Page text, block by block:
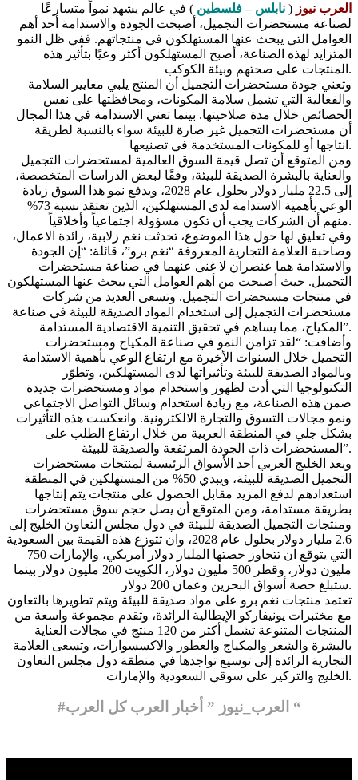
العرب نيوز ( نابلس – فلسطين ) في عالم يشهد نمواً متسارعًا
لصناعة مستحضرات التجميل، أصبحت الجودة والاستدامة أحد أهم
العوامل التي يبحث عنها المستهلكون في منتجاتهم. ففي ظل النمو
المتزايد لهذه الصناعة، أصبح المستهلكون أكثر وعيًا بتأثير هذه
المنتجات على صحتهم وبيئة الكوكب.
وتعني جودة مستحضرات التجميل أن المنتج يلبي معايير السلامة
والفعالية التي تشمل سلامة المكونات، ومحافظتها على نفس
الخصائص خلال مدة صلاحيتها. بينما تعني الاستدامة في هذا المجال
أن مستحضرات التجميل غير ضارة للبيئة سواء بالنسبة لطريقة
انتاجها أو للمكونات المستخدمة في تصنيعها.
ومن المتوقع أن تصل قيمة السوق العالمية لمستحضرات التجميل
والعناية بالبشرة الصديقة للبيئة، وفقًا لبعض الدراسات المتخصصة،
إلى 22.5 مليار دولار بحلول عام 2028، ويدفع نمو هذا السوق زيادة
الوعي بأهمية الاستدامة لدى المستهلكين، الذين تعتقد نسبة 73%
منهم أن الشركات يجب أن تكون مسؤولة اجتماعياً وأخلاقياً.
وفي تعليق لها حول هذا الموضوع، تحدثت نغم زلابية، رائدة الاعمال،
وصاحبة العلامة التجارية المعروفة “نغم برو”، قائلة: “إن الجودة
والاستدامة هما عنصران لا غنى عنهما في صناعة مستحضرات
التجميل. حيث أصبحت من أهم العوامل التي يبحث عنها المستهلكون
في منتجات مستحضرات التجميل. وتسعى العديد من شركات
مستحضرات التجميل إلى استخدام المواد الصديقة للبيئة في صناعة
المكياج، مما يساهم في تحقيق التنمية الاقتصادية المستدامة”.
وأضافت: “لقد تزامن النمو في صناعة المكياج ومستحضرات
التجميل خلال السنوات الأخيرة مع ارتفاع الوعي بأهمية الاستدامة
وبالمواد الصديقة للبيئة وتأثيراتها لدى المستهلكين، وتطوّر
التكنولوجيا التي أدت لظهور واستخدام مواد ومستحضرات جديدة
ضمن هذه الصناعة، مع زيادة استخدام وسائل التواصل الاجتماعي
ونمو مجالات التسوق والتجارة الالكترونية. وانعكست هذه التأثيرات
بشكل جلي في المنطقة العربية من خلال ارتفاع الطلب على
المستحضرات ذات الجودة المرتفعة والصديقة للبيئة”.
ويعد الخليج العربي أحد الأسواق الرئيسية لمنتجات مستحضرات
التجميل الصديقة للبيئة، ويبدي 50% من المستهلكين في المنطقة
استعدادهم لدفع المزيد مقابل الحصول على منتجات يتم إنتاجها
بطريقة مستدامة، ومن المتوقع أن يصل حجم سوق مستحضرات
ومنتجات التجميل الصديقة للبيئة في دول مجلس التعاون الخليج إلى
2.6 مليار دولار بحلول عام 2028، وان تتوزع هذه القيمة بين السعودية
التي يتوقع ان تتجاوز حصتها المليار دولار أمريكي، والإمارات 750
مليون دولار، وقطر 500 مليون دولار، الكويت 200 مليون دولار بينما
ستبلغ حصة أسواق البحرين وعمان 200 دولار.
تعتمد منتجات نغم برو على مواد صديقة للبيئة ويتم تطويرها بالتعاون
مع مختبرات يونيفاركو الإيطالية الرائدة، وتقدم مجموعة واسعة من
المنتجات المتنوعة تشمل أكثر من 120 منتج في مجالات العناية
بالبشرة والشعر والمكياج والعطور والاكسسوارات، وتسعى العلامة
التجارية الرائدة إلى توسيع تواجدها في منطقة دول مجلس التعاون
الخليج والتركيز على سوقي السعودية والإمارات.
#العرب_نيوز ” أخبار العرب كل العرب “